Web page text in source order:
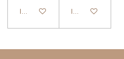
In winkelwagen In winkelwagen